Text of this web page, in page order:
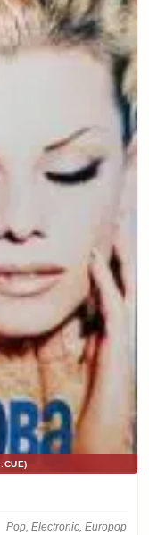
Pop, Electronic, Europop